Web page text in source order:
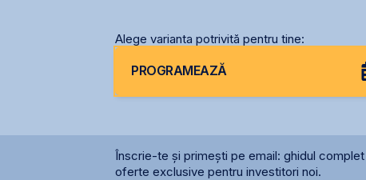
Alege varianta potrivită pentru tine:
PROGRAMEAZĂ
Înscrie-te și primești pe email: ghidul
oferte exclusive pentru investitori noi.